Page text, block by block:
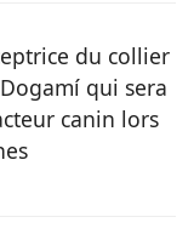
articles de Pets
du collier
qui sera
canin lors